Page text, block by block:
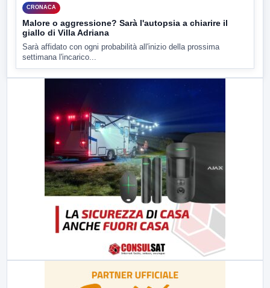
CRONACA
Malore o aggressione? Sarà l'autopsia a chiarire il
giallo di Villa Adriana
Sarà affidato con ogni probabilità all'inizio della prossima
settimana l'incarico...